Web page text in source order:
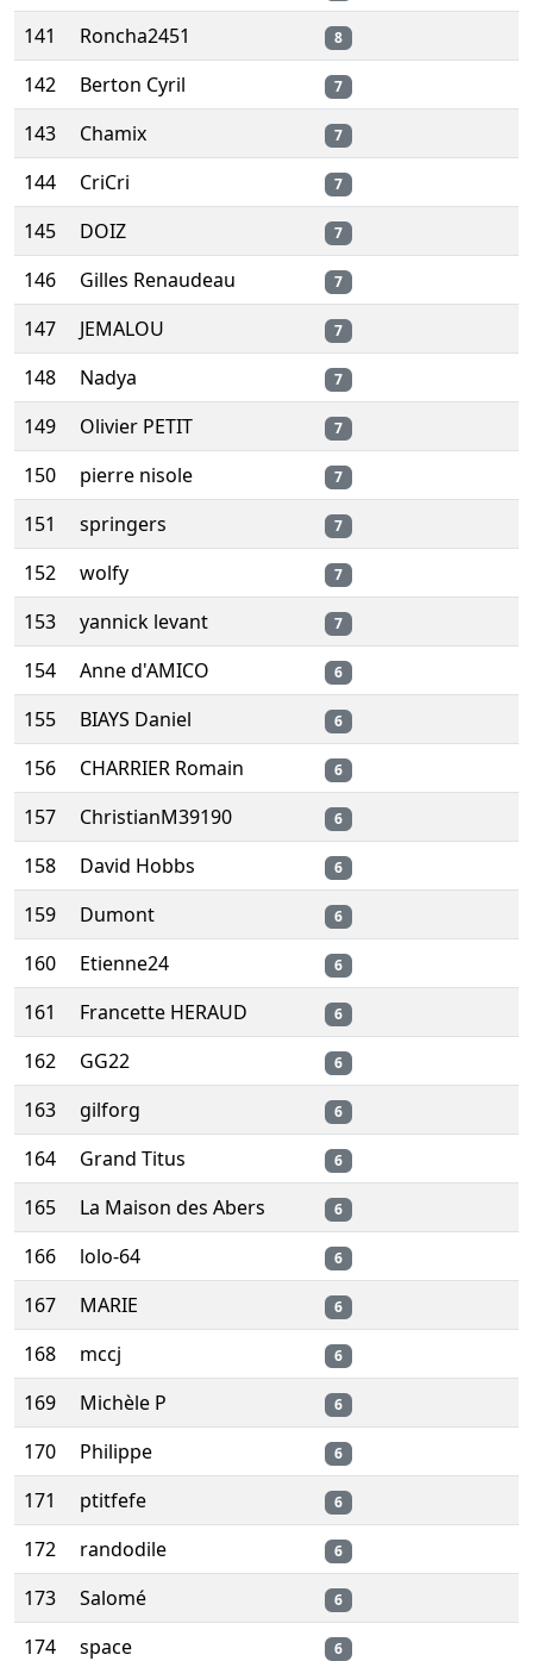
141 Roncha2451 8
142 Berton Cyril 7
143 Chamix 7
144 CriCri 7
145 DOIZ 7
146 Gilles Renaudeau 7
147 JEMALOU 7
148 Nadya 7
149 Olivier PETIT 7
150 pierre nisole 7
151 springers 7
152 wolfy 7
153 yannick levant 7
154 Anne d'AMICO 6
155 BIAYS Daniel 6
156 CHARRIER Romain 6
157 ChristianM39190 6
158 David Hobbs 6
159 Dumont 6
160 Etienne24 6
161 Francette HERAUD 6
162 GG22 6
163 gilforg 6
164 Grand Titus 6
165 La Maison des Abers 6
166 lolo-64 6
167 MARIE 6
168 mccj 6
169 Michèle P 6
170 Philippe 6
171 ptitfefe 6
172 randodile 6
173 Salomé 6
174 space 6